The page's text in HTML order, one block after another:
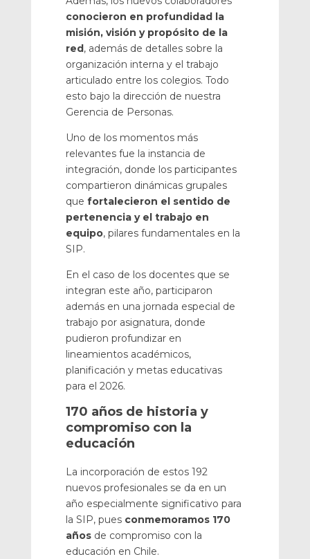
conocieron en profundidad la
misión, visión y propósito de la
red, además de detalles sobre la
organización interna y el trabajo
articulado entre los colegios. Todo
esto bajo la dirección de nuestra
Gerencia de Personas.
Uno de los momentos más
relevantes fue la instancia de
integración, donde los participantes
compartieron dinámicas grupales
que fortalecieron el sentido de
pertenencia y el trabajo en
equipo, pilares fundamentales en la
SIP.
En el caso de los docentes que se
integran este año, participaron
además en una jornada especial de
trabajo por asignatura, donde
pudieron profundizar en
lineamientos académicos,
planificación y metas educativas
para el 2026.
170 años de historia y
compromiso con la
educación
La incorporación de estos 192
nuevos profesionales se da en un
año especialmente significativo para
la SIP, pues conmemoramos 170
añosde compromiso con la
educación en Chile.